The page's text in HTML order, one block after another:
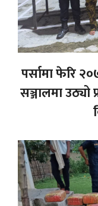
पर्सामा फेरि
सञ्जालमा उठ्यो